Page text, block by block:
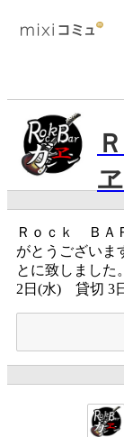
Ｒｏｃｋ ＢＡ
がとうございま
とに致しまし
2日(水) 貸切 3